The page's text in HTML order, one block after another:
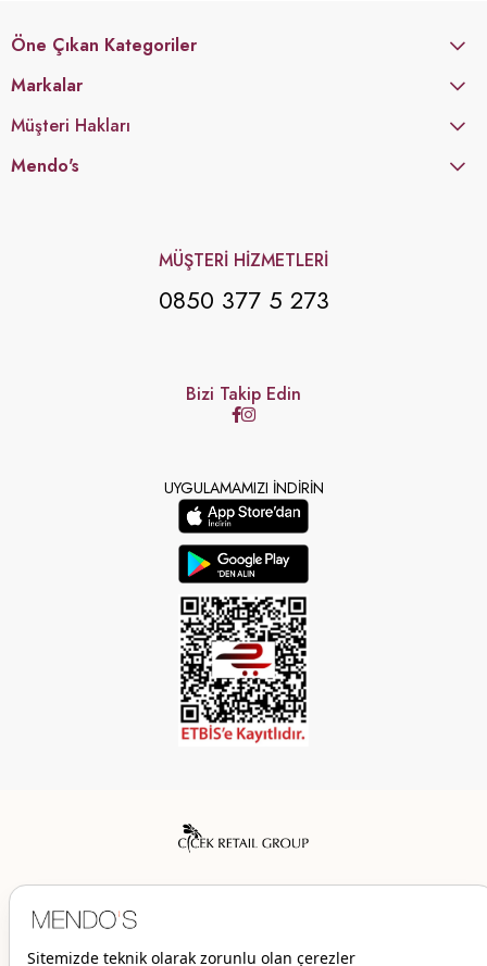
Öne Çıkan Kategoriler
Markalar
Müşteri Hakları
Mendo's
MÜŞTERİ HİZMETLERİ
0850 377 5 273
Bizi Takip Edin
UYGULAMAMIZI İNDİRİN